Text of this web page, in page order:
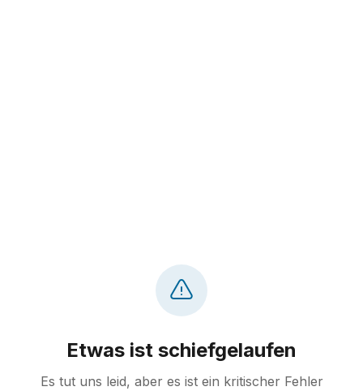
Etwas ist schiefgelaufen
Es tut uns leid, aber es ist ein kritischer Fehler